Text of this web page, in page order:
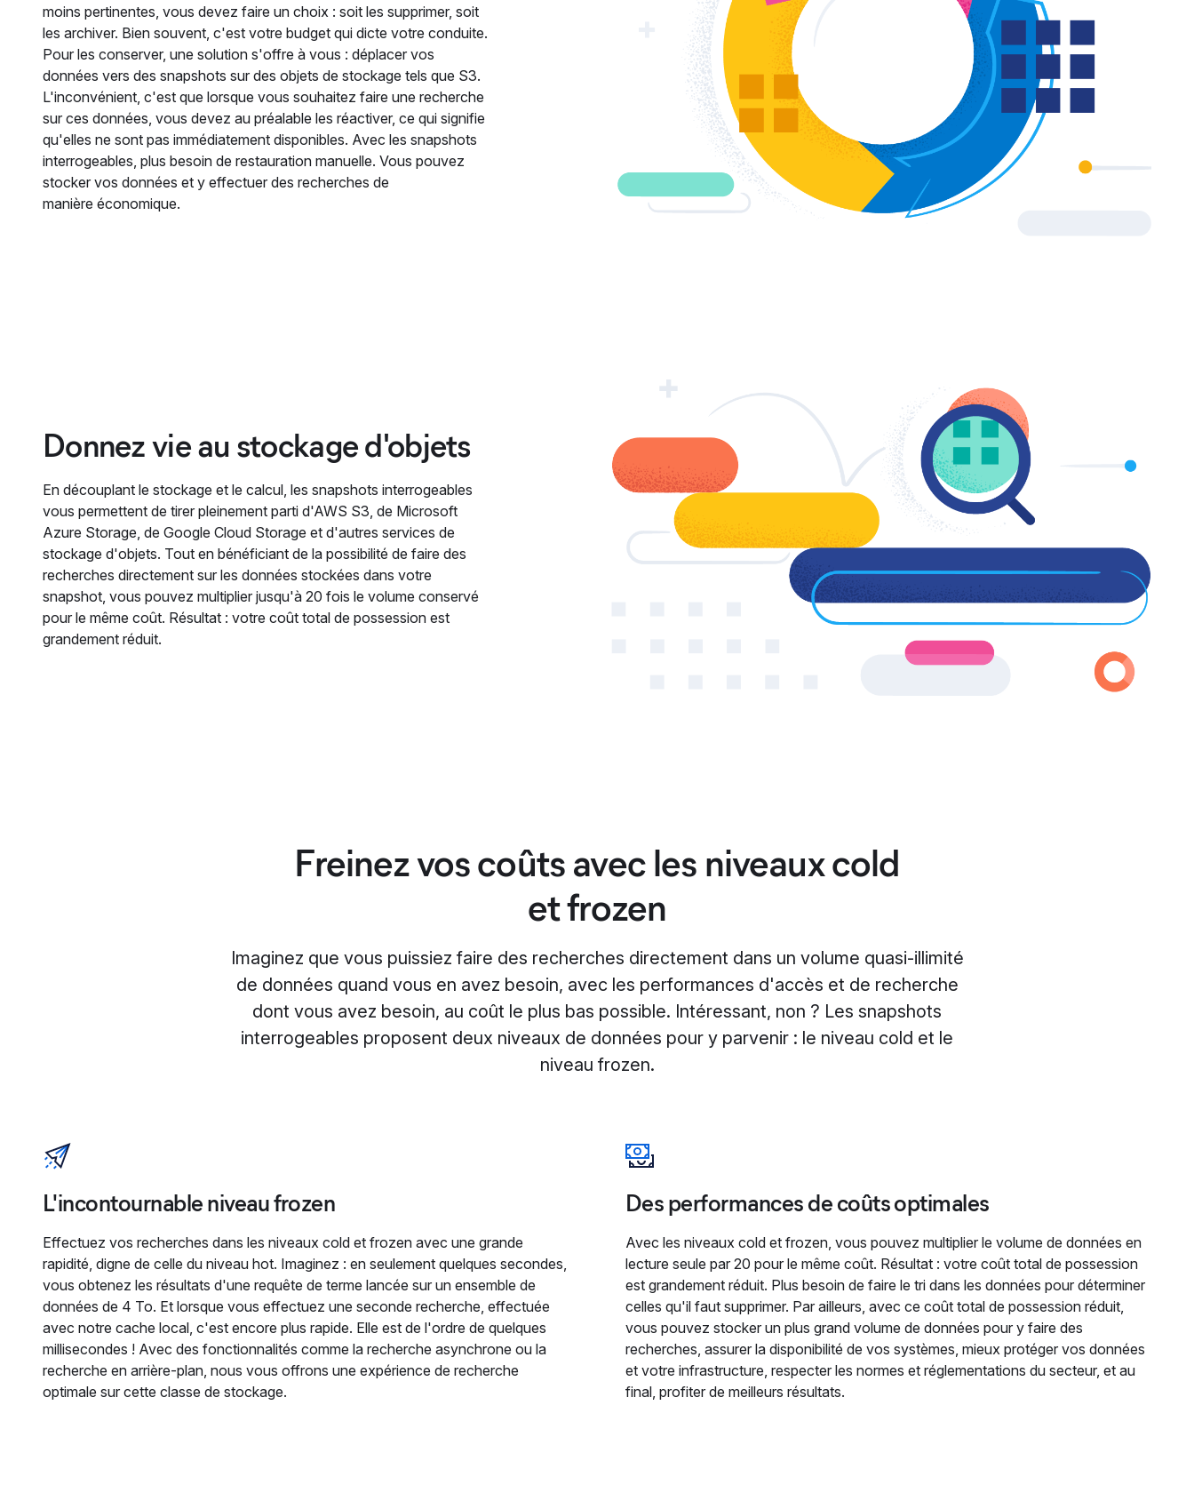
moins pertinentes, vous devez faire un choix : soit les supprimer, soit
les archiver. Bien souvent, c'est votre budget qui dicte votre conduite.
Pour les conserver, une solution s'offre à vous : déplacer vos
données vers des snapshots sur des objets de stockage tels que S3.
L'inconvénient, c'est que lorsque vous souhaitez faire une recherche
sur ces données, vous devez au préalable les réactiver, ce qui signifie
qu'elles ne sont pas immédiatement disponibles. Avec les snapshots
interrogeables, plus besoin de restauration manuelle. Vous pouvez
stocker vos données et y effectuer des recherches de
manière économique.
Donnez vie au stockage d'objets
En découplant le stockage et le calcul, les snapshots interrogeables
vous permettent de tirer pleinement parti d'AWS S3, de Microsoft
Azure Storage, de Google Cloud Storage et d'autres services de
stockage d'objets. Tout en bénéficiant de la possibilité de faire des
recherches directement sur les données stockées dans votre
snapshot, vous pouvez multiplier jusqu'à 20 fois le volume conservé
pour le même coût. Résultat : votre coût total de possession est
grandement réduit.
Freinez vos coûts avec les niveaux cold
et frozen
Imaginez que vous puissiez faire des recherches directement dans un volume quasi-illimité
de données quand vous en avez besoin, avec les performances d'accès et de recherche
dont vous avez besoin, au coût le plus bas possible. Intéressant, non ? Les snapshots
interrogeables proposent deux niveaux de données pour y parvenir : le niveau cold et le
niveau frozen.
L'incontournable niveau frozen
Effectuez vos recherches dans les niveaux cold et frozen avec une grande
rapidité, digne de celle du niveau hot. Imaginez : en seulement quelques secondes,
vous obtenez les résultats d'une requête de terme lancée sur un ensemble de
données de 4 To. Et lorsque vous effectuez une seconde recherche, effectuée
avec notre cache local, c'est encore plus rapide. Elle est de l'ordre de quelques
millisecondes ! Avec des fonctionnalités comme la recherche asynchrone ou la
recherche en arrière-plan, nous vous offrons une expérience de recherche
optimale sur cette classe de stockage.
Des performances de coûts optimales
Avec les niveaux cold et frozen, vous pouvez multiplier le volume de données en
lecture seule par 20 pour le même coût. Résultat : votre coût total de possession
est grandement réduit. Plus besoin de faire le tri dans les données pour déterminer
celles qu'il faut supprimer. Par ailleurs, avec ce coût total de possession réduit,
vous pouvez stocker un plus grand volume de données pour y faire des
recherches, assurer la disponibilité de vos systèmes, mieux protéger vos données
et votre infrastructure, respecter les normes et réglementations du secteur, et au
final, profiter de meilleurs résultats.